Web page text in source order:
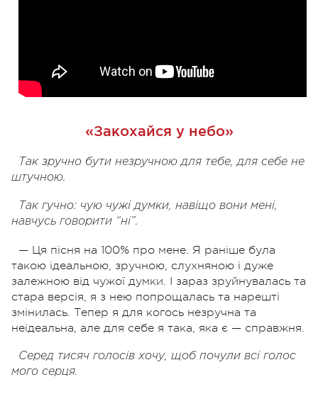
«Закохайся у небо»
Так зручно бути незручною для тебе, для себе не
штучною.
Так гучно: чую чужі думки, навіщо вони мені,
навчусь говорити “ні”.
— Ця пісня на 100% про мене. Я раніше була
такою ідеальною, зручною, слухняною і дуже
залежною від чужої думки. І зараз зруйнувалась та
стара версія, я з нею попрощалась та нарешті
змінилась. Тепер я для когось незручна та
неідеальна, але для себе я така, яка є — справжня.
Серед тисяч голосів хочу, щоб почули всі голос
мого серця.